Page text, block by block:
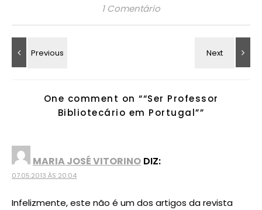
1 Comentário
One comment on ““Ser Professor
Bibliotecário em Portugal””
MARIA JOSÉ VITORINO DIZ:
07.05.2013 ÀS 20:04
Infelizmente, este não é um dos artigos da revista